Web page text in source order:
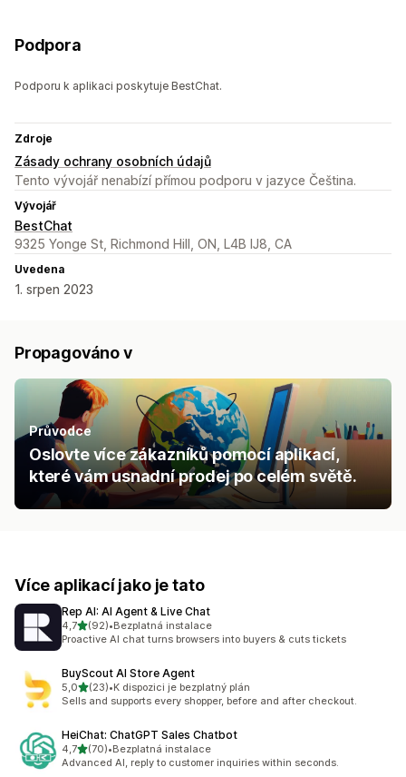
Podpora
Podporu k aplikaci poskytuje BestChat.
Zdroje
Zásady ochrany osobních údajů
Tento vývojář nenabízí přímou podporu v jazyce Čeština.
Vývojář
BestChat
9325 Yonge St, Richmond Hill, ON, L4B IJ8, CA
Uvedena
1. srpen 2023
Propagováno v
Průvodce
Oslovte více zákazníků pomocí aplikací,
které vám usnadní prodej po celém světě.
Více aplikací jako je tato
Rep AI: AI Agent & Live Chat
4,7z 5 hvězd
(92)
Celkový počet recenzí: 92
•Bezplatná instalace
Proactive AI chat turns browsers into buyers & cuts tickets
BuyScout AI Store Agent
5,0z 5 hvězd
(23)
Celkový počet recenzí: 23
•K dispozici je bezplatný plán
Sells and supports every shopper, before and after checkout.
HeiChat: ChatGPT Sales Chatbot
4,7z 5 hvězd
(70)
Celkový počet recenzí: 70
•Bezplatná instalace
Advanced AI, reply to customer inquiries within seconds.